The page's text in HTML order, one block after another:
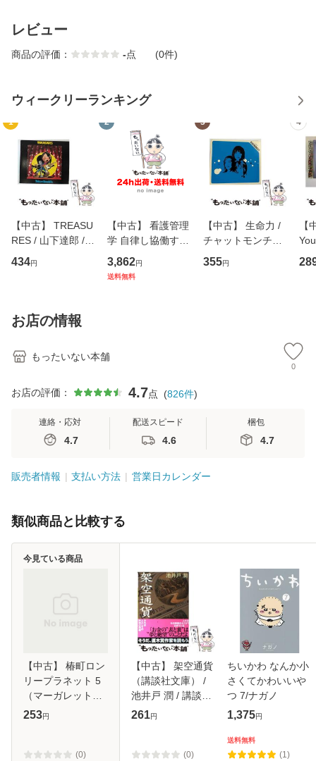
レビュー
商品の評価： -点 (0件)
ウィークリーランキング
1
【中古】 TREASU
RES / 山下達郎 /
イーストウエス
ト・ジャパン [CD]
434円
2
【中古】 看護管理
学 自律し協働する
専門職の看護マネ
ジメントスキル 改
3,862円
送料無料
3
【中古】 生命力 /
チャットモンチー /
キューンレコード
[CD]【メール便送
355円
4
【
のが
お店の情報
もったいない本舗
0
お店の評価： 4.7点 (826件)
連絡・応対
4.7
配送スピード
4.6
梱包
4.7
販売者情報 支払い方法 営業日カレンダー
類似商品と比較する
【中古】 椿町ロン
リープラネット 5
（マーガレットコ
ミックス） / やま
便送料無料】
253円
(0)
今見ている商品
【中古】 架空通貨
（講談社文庫） /
池井戸 潤 / 講談社
[文庫]【メール便送
261円
(0)
ちいかわ なんか小
さくてかわいいや
つ 7/ナガノ
1,375円
送料無料
(1)